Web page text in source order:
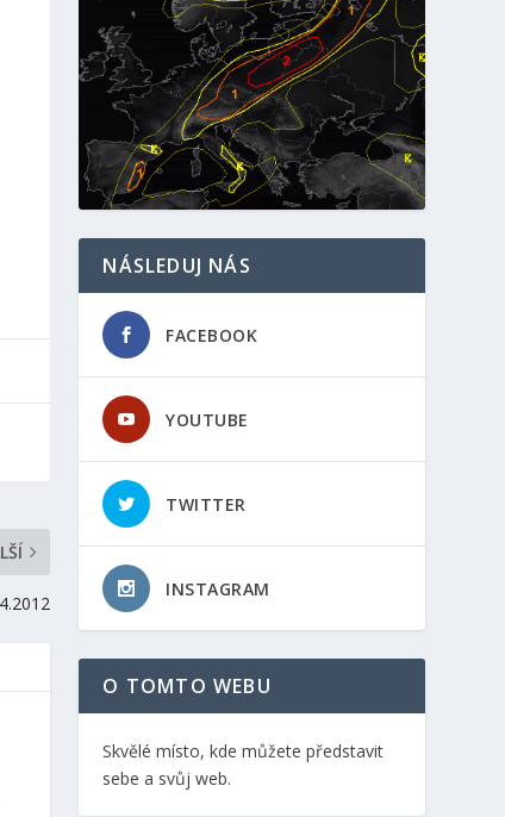
NÁSLEDUJ NÁS
FACEBOOK
YOUTUBE
TWITTER
INSTAGRAM
O TOMTO WEBU
Skvělé místo, kde můžete představit
sebe a svůj web.